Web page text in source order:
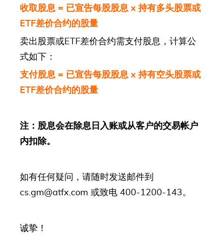
收取股息 = 已宣告每股股息 x 持有多头股票或
ETF差价合约的股量
卖出股票或ETF差价合约需支付股息，计算公
式如下：
支付股息 = 已宣告每股股息 x 持有空头股票或
ETF差价合约的股量
注：股息会在除息日入账或从客户的交易帐户
内扣除。
如有任何疑问，请随时发送邮件到
cs.gm@atfx.com 或致电 400-1200-143。
诚挚！